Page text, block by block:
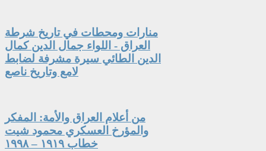
منارات ومحطات في تاريخ شرطة
العراق - اللواء جمال الدين كمال
الدين الطائي سيرة مشرفة لضابط
لامع وتاريخ ناصع
من أعلام العراق والأمة: المفكر
والمؤرخ العسكري محمود شيت
خطاب ١٩١٩ – ١٩٩٨